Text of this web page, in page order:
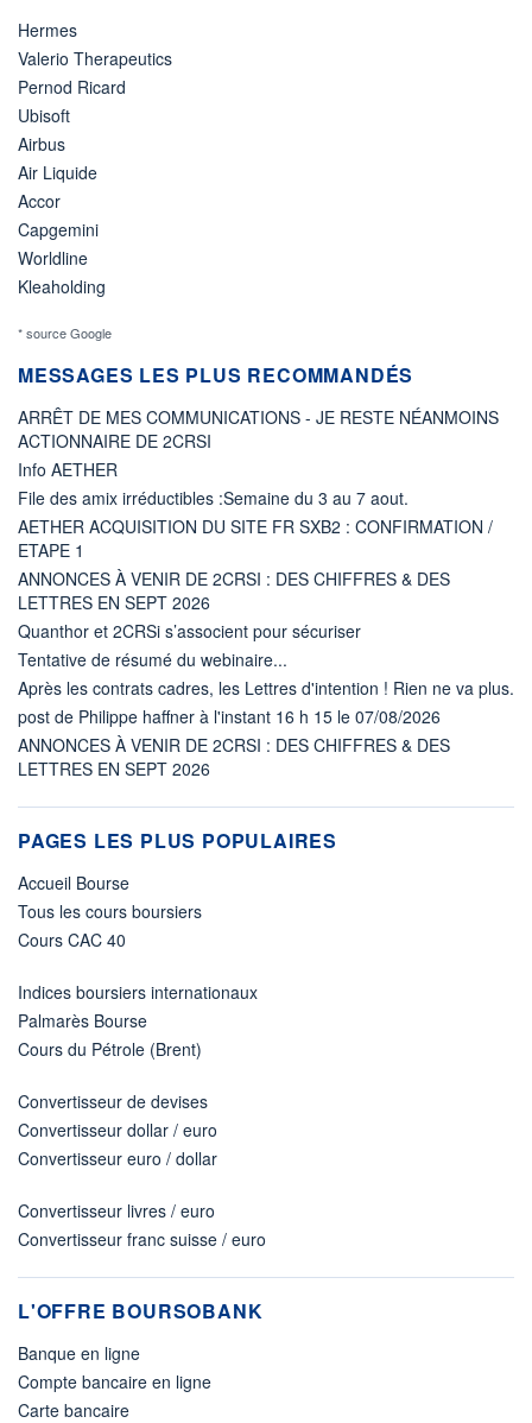
Hermes
Valerio Therapeutics
Pernod Ricard
Ubisoft
Airbus
Air Liquide
Accor
Capgemini
Worldline
Kleaholding
* source Google
MESSAGES LES PLUS RECOMMANDÉS
ARRÊT DE MES COMMUNICATIONS - JE RESTE NÉANMOINS
ACTIONNAIRE DE 2CRSI
Info AETHER
File des amix irréductibles :Semaine du 3 au 7 aout.
AETHER ACQUISITION DU SITE FR SXB2 : CONFIRMATION /
ETAPE 1
ANNONCES À VENIR DE 2CRSI : DES CHIFFRES & DES
LETTRES EN SEPT 2026
Quanthor et 2CRSi s’associent pour sécuriser
Tentative de résumé du webinaire...
Après les contrats cadres, les Lettres d'intention ! Rien ne va plus.
post de Philippe haffner à l'instant 16 h 15 le 07/08/2026
ANNONCES À VENIR DE 2CRSI : DES CHIFFRES & DES
LETTRES EN SEPT 2026
PAGES LES PLUS POPULAIRES
Accueil Bourse
Tous les cours boursiers
Cours CAC 40
Indices boursiers internationaux
Palmarès Bourse
Cours du Pétrole (Brent)
Convertisseur de devises
Convertisseur dollar / euro
Convertisseur euro / dollar
Convertisseur livres / euro
Convertisseur franc suisse / euro
L'OFFRE BOURSOBANK
Banque en ligne
Compte bancaire en ligne
Carte bancaire